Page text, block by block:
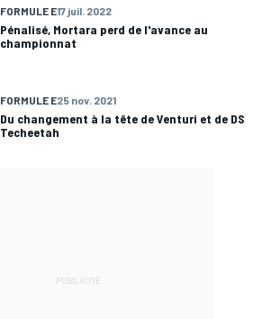
FORMULE E17 juil. 2022
Pénalisé, Mortara perd de l'avance au
championnat
FORMULE E25 nov. 2021
Du changement à la tête de Venturi et de DS
Techeetah